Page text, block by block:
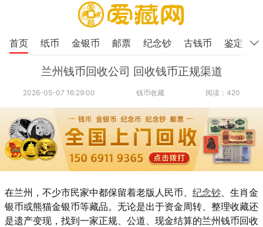
首页 纸币 金银币 邮票 纪念钞 古钱币 鉴定
兰州钱币回收公司 回收钱币正规渠道
2026-05-07 16:29:00 钱币收藏 阅读：420
在兰州，不少市民家中都保留着老版人民币、 纪念钞 、生肖金
银币或熊猫金银币等藏品。无论是出于资金周转、整理收藏还
是遗产变现，找到一家正规、公道、现金结算的兰州钱币回收